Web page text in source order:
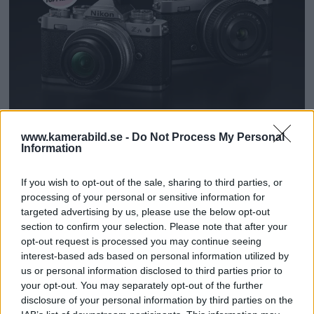
www.kamerabild.se - Do Not Process My Personal
Information
If you wish to opt-out of the sale, sharing to third parties, or
processing of your personal or sensitive information for
targeted advertising by us, please use the below opt-out
section to confirm your selection. Please note that after your
opt-out request is processed you may continue seeing
interest-based ads based on personal information utilized by
us or personal information disclosed to third parties prior to
your opt-out. You may separately opt-out of the further
disclosure of your personal information by third parties on the
TEST: Nikon Z fc –
retrodesign med både
för- & nackdelar
Med nya Nikon Z fc utvecklar Nikon sitt
retrospektiva tänk och flörtar med den
moderna fotografen som längtar efter den
svunna analoga tiden. De lyckas – men det
finns ändå några saker i konceptet som